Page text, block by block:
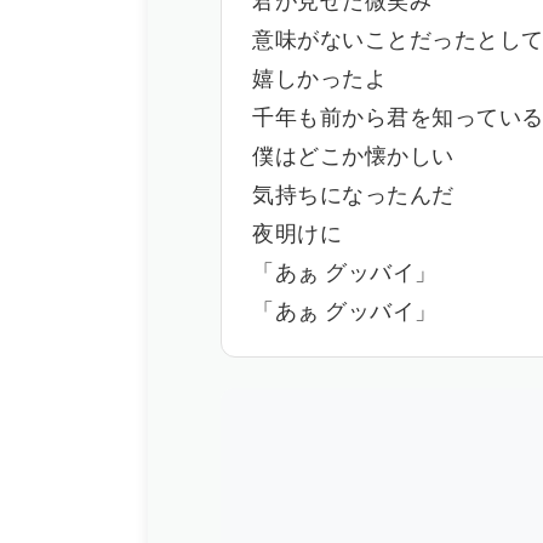
意味がないことだったとし
嬉しかったよ
千年も前から君を知っている
僕はどこか懐かしい
気持ちになったんだ
夜明けに
「あぁ グッバイ」
「あぁ グッバイ」